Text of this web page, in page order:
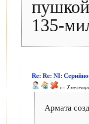
135-
Re: Re: NI:
от
Армата